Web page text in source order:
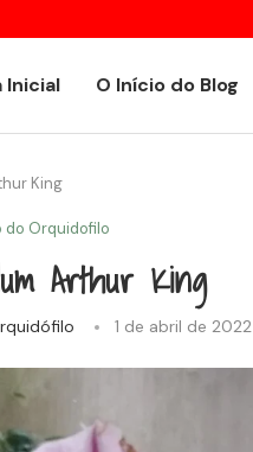
Inicial O Início do Blog
King
do Orquidofilo
Arthur King
1 de abril de 2022